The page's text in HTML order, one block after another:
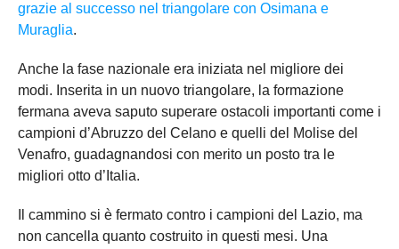
grazie al successo nel triangolare con Osimana e
Muraglia.
Anche la fase nazionale era iniziata nel migliore dei
modi. Inserita in un nuovo triangolare, la formazione
fermana aveva saputo superare ostacoli importanti come i
campioni d’Abruzzo del Celano e quelli del Molise del
Venafro, guadagnandosi con merito un posto tra le
migliori otto d’Italia.
Il cammino si è fermato contro i campioni del Lazio, ma
non cancella quanto costruito in questi mesi. Una